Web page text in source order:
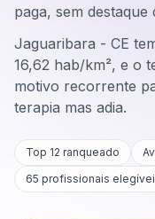
paga, sem destaque
Jaguaribara - CE
16,62 hab/km², e o
motivo recorrente
terapia mas adia.
Top 12 ranqueado
65 profissionais